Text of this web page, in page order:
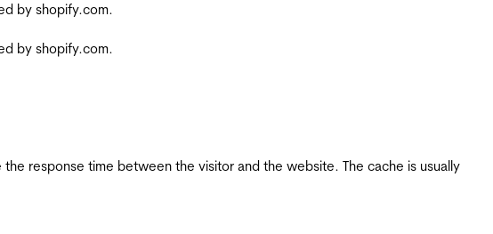
by shopify.com.
by shopify.com.
response time between the visitor and the website. The cache is usually